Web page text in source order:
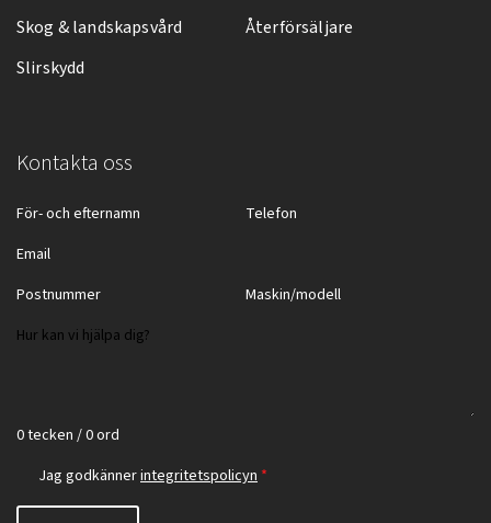
Skog & landskapsvård
Slirskydd
Återförsäljare
Kontakta oss
0 tecken / 0 ord
Jag godkännerintegritetspolicyn *